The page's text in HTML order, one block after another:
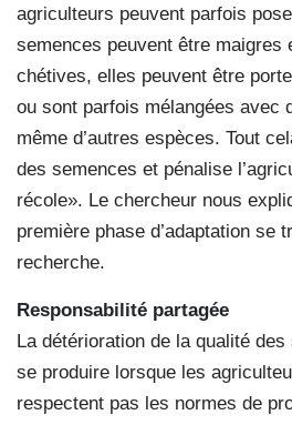
agriculteurs peuvent parfois
semences peuvent être maigres
chétives, elles peuvent être
ou sont parfois mélangées avec
même d’autres espèces. Tout
des semences et pénalise
récole». Le chercheur nous
première phase d’adaptation se
recherche.
Responsabilité partagée
La détérioration de la qualité
se produire lorsque les
respectent pas les normes de